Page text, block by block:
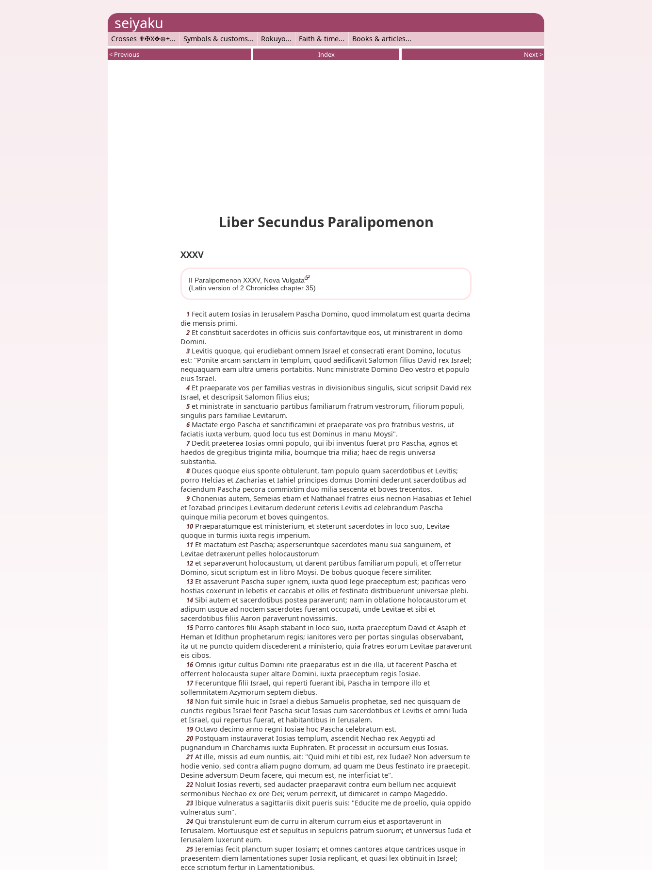
seiyaku
Crosses ✟✠X✥⊕+ Symbols & customs Rokuyo Faith & time Books & articles
< Previous Index Next >
Liber Secundus Paralipomenon
XXXV
II Paralipomenon XXXV, Nova Vulgata
(Latin version of 2 Chronicles chapter 35)
1 Fecit autem Iosias in Ierusalem Pascha Domino, quod immolatum est quarta decima
die mensis primi.
2 Et constituit sacerdotes in officiis suis confortavitque eos, ut ministrarent in domo
Domini.
3 Levitis quoque, qui erudiebant omnem Israel et consecrati erant Domino, locutus
est: "Ponite arcam sanctam in templum, quod aedificavit Salomon filius David rex Israel;
nequaquam eam ultra umeris portabitis. Nunc ministrate Domino Deo vestro et populo
eius Israel.
4 Et praeparate vos per familias vestras in divisionibus singulis, sicut scripsit David rex
Israel, et descripsit Salomon filius eius;
5 et ministrate in sanctuario partibus familiarum fratrum vestrorum, filiorum populi,
singulis pars familiae Levitarum.
6Mactate ergo Pascha et sanctificamini et praeparate vos pro fratribus vestris, ut
faciatis iuxta verbum, quod locu tus est Dominus in manu Moysi".
7Dedit praeterea Iosias omni populo, qui ibi inventus fuerat pro Pascha, agnos et
haedos de gregibus triginta milia, boumque tria milia; haec de regis universa
substantia.
8 Duces quoque eius sponte obtulerunt, tam populo quam sacerdotibus et Levitis;
porro Helcias et Zacharias et Iahiel principes domus Domini dederunt sacerdotibus ad
faciendum Pascha pecora commixtim duo milia sescenta et boves trecentos.
9 Chonenias autem, Semeias etiam et Nathanael fratres eius necnon Hasabias et Iehiel
et Iozabad principes Levitarum dederunt ceteris Levitis ad celebrandum Pascha
quinque milia pecorum et boves quingentos.
10 Praeparatumque est ministerium, et steterunt sacerdotes in loco suo, Levitae
quoque in turmis iuxta regis imperium.
11 Et mactatum est Pascha; asperseruntque sacerdotes manu sua sanguinem, et
Levitae detraxerunt pelles holocaustorum
12 et separaverunt holocaustum, ut darent partibus familiarum populi, et offerretur
Domino, sicut scriptum est in libro Moysi. De bobus quoque fecere similiter.
13 Et assaverunt Pascha super ignem, iuxta quod lege praeceptum est; pacificas vero
hostias coxerunt in lebetis et caccabis et ollis et festinato distribuerunt universae plebi.
14 Sibi autem et sacerdotibus postea paraverunt; nam in oblatione holocaustorum et
adipum usque ad noctem sacerdotes fuerant occupati, unde Levitae et sibi et
sacerdotibus filiis Aaron paraverunt novissimis.
15 Porro cantores filii Asaph stabant in loco suo, iuxta praeceptum David et Asaph et
Heman et Idithun prophetarum regis; ianitores vero per portas singulas observabant,
ita ut ne puncto quidem discederent a ministerio, quia fratres eorum Levitae paraverunt
eis cibos.
16Omnis igitur cultus Domini rite praeparatus est in die illa, ut facerent Pascha et
offerrent holocausta super altare Domini, iuxta praeceptum regis Iosiae.
17Feceruntque filii Israel, qui reperti fuerant ibi, Pascha in tempore illo et
sollemnitatem Azymorum septem diebus.
18 Non fuit simile huic in Israel a diebus Samuelis prophetae, sed nec quisquam de
cunctis regibus Israel fecit Pascha sicut Iosias cum sacerdotibus et Levitis et omni Iuda
et Israel, qui repertus fuerat, et habitantibus in Ierusalem.
19 Octavo decimo anno regni Iosiae hoc Pascha celebratum est.
20 Postquam instauraverat Iosias templum, ascendit Nechao rex Aegypti ad
pugnandum in Charchamis iuxta Euphraten. Et processit in occursum eius Iosias.
21 At ille, missis ad eum nuntiis, ait: "Quid mihi et tibi est, rex Iudae? Non adversum te
hodie venio, sed contra aliam pugno domum, ad quam me Deus festinato ire praecepit.
Desine adversum Deum facere, qui mecum est, ne interficiat te".
22 Noluit Iosias reverti, sed audacter praeparavit contra eum bellum nec acquievit
sermonibus Nechao ex ore Dei; verum perrexit, ut dimicaret in campo Mageddo.
23 Ibique vulneratus a sagittariis dixit pueris suis: "Educite me de proelio, quia oppido
vulneratus sum".
24 Qui transtulerunt eum de curru in alterum currum eius et asportaverunt in
Ierusalem. Mortuusque est et sepultus in sepulcris patrum suorum; et universus Iuda et
Ierusalem luxerunt eum.
25 Ieremias fecit planctum super Iosiam; et omnes cantores atque cantrices usque in
praesentem diem lamentationes super Iosia replicant, et quasi lex obtinuit in Israel;
ecce scriptum fertur in Lamentationibus.